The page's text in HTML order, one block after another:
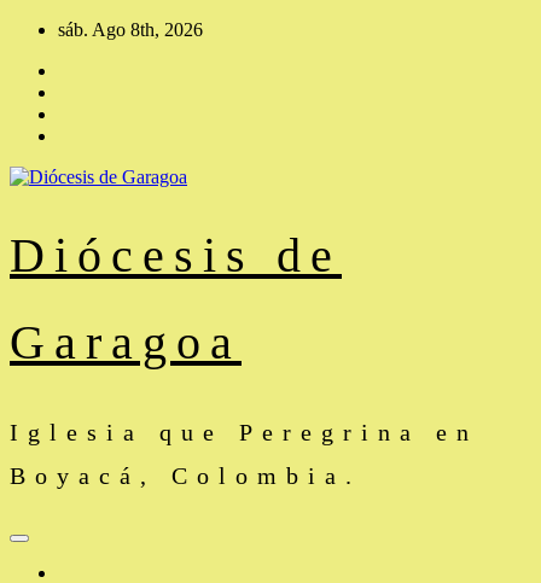
Saltar
contenido
sáb. Ago 8th, 2026
Diócesis de
Garagoa
Iglesia que Peregrina en
Boyacá, Colombia.